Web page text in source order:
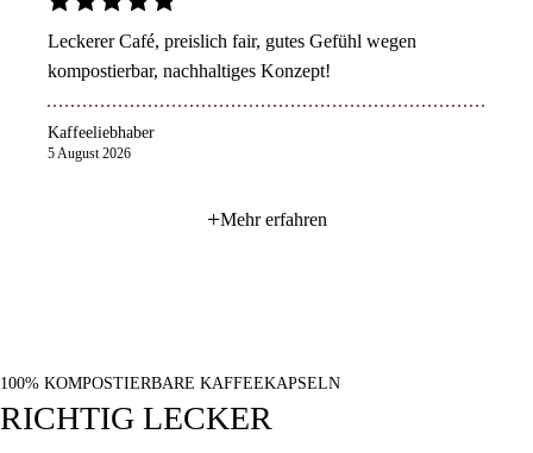
Leckerer Café, preislich fair, gutes Gefühl wegen
kompostierbar, nachhaltiges Konzept!
Kaffeeliebhaber
5 August 2026
+Mehr erfahren
100% KOMPOSTIERBARE KAFFEEKAPSELN
RICHTIG LECKER